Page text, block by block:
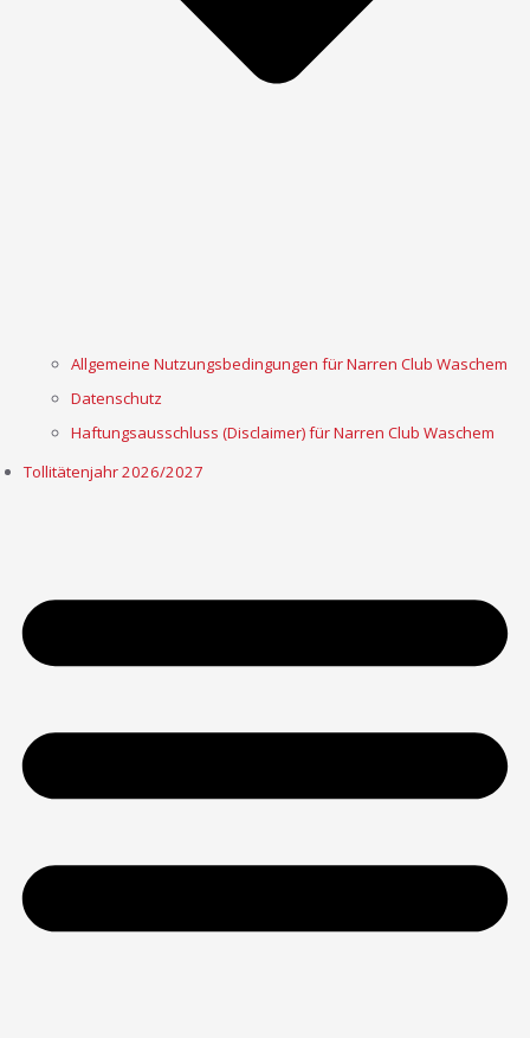
Allgemeine Nutzungsbedingungen für Narren Club Waschem
Datenschutz
Haftungsausschluss (Disclaimer) für Narren Club Waschem
Tollitätenjahr 2026/2027